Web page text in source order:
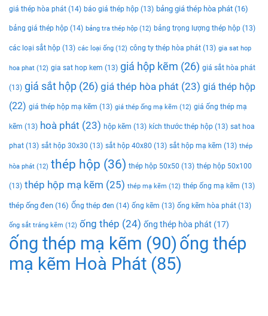
giá thép hòa phát (14) báo giá thép hộp (13) bảng giá thép hòa phát (16)
bảng giá thép hộp (14) bảng tra thép hộp (12) bảng trọng lượng thép hộp (13)
các loại sắt hộp (13) các loại ống (12) công ty thép hòa phát (13) gia sat hop
hoa phat (12) gia sat hop kem (13) giá hộp kẽm (26) giá sắt hòa phát
(13) giá sắt hộp (26) giá thép hòa phát (23) giá thép hộp
(22) giá thép hộp mạ kẽm (13) giá thép ống mạ kẽm (12) giá ống thép mạ
kẽm (13) hoà phát (23) hộp kẽm (13) kích thước thép hộp (13) sat hoa
phat (13) sắt hộp 30x30 (13) sắt hộp 40x80 (13) sắt hộp mạ kẽm (13) thép
hòa phát (12) thép hộp (36) thép hộp 50x50 (13) thép hộp 50x100
(13) thép hộp mạ kẽm (25) thép mạ kẽm (12) thép ống mạ kẽm (13)
thép ống đen (16) Ống thép đen (14) ống kẽm (13) ống kẽm hòa phát (13)
ống sắt tráng kẽm (12) ống thép (24) ống thép hòa phát (17)
ống thép mạ kẽm (90) ống thép
mạ kẽm Hoà Phát (85)